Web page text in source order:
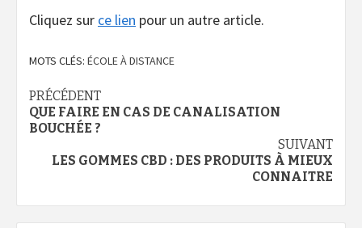
Cliquez sur ce lien pour un autre article.
MOTS CLÉS: ÉCOLE À DISTANCE
Navigation
d’article
PRÉCÉDENT
QUE FAIRE EN CAS DE CANALISATION
BOUCHÉE ?
SUIVANT
LES GOMMES CBD : DES PRODUITS À MIEUX
CONNAITRE